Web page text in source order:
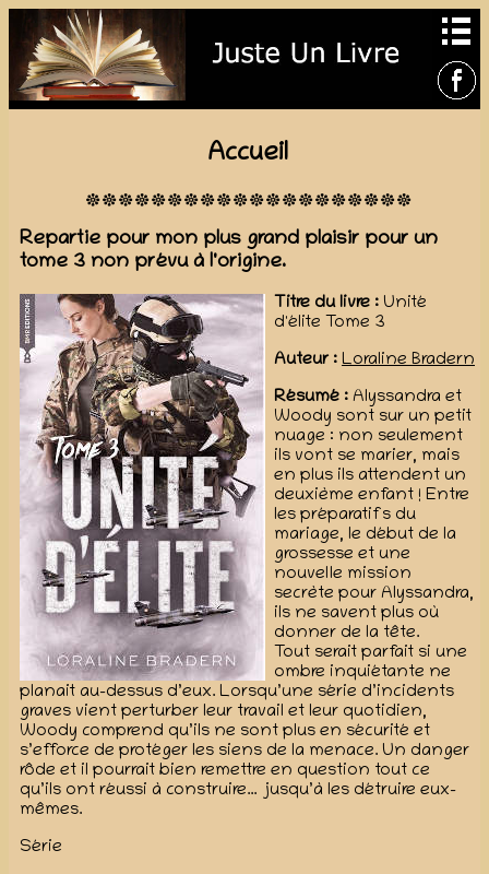
Accueil
Repartie pour mon plus grand plaisir pour un
tome 3 non prévu à l'origine.
Titre du livre : Unité
d'élite Tome 3
Auteur : Loraline Bradern
Résumé : Alyssandra et
Woody sont sur un petit
nuage : non seulement
ils vont se marier, mais
en plus ils attendent un
deuxième enfant ! Entre
les préparatifs du
mariage, le début de la
grossesse et une
nouvelle mission
secrète pour Alyssandra,
ils ne savent plus où
donner de la tête.
Tout serait parfait si une
ombre inquiétante ne
planait au-dessus d’eux. Lorsqu’une série d’incidents
graves vient perturber leur travail et leur quotidien,
Woody comprend qu’ils ne sont plus en sécurité et
s’efforce de protéger les siens de la menace. Un danger
rôde et il pourrait bien remettre en question tout ce
qu’ils ont réussi à construire… jusqu’à les détruire eux-
mêmes.
Série